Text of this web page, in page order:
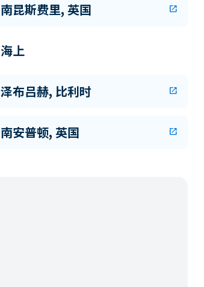
南昆斯费里, 英国 open_in_new
海上
泽布吕赫, 比利时 open_in_new
南安普顿, 英国 open_in_new